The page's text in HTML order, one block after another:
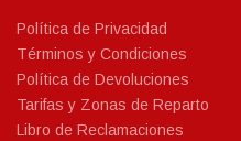
Política de Privacidad
Términos y Condiciones
Política de Devoluciones
Tarifas y Zonas de Reparto
Libro de Reclamaciones